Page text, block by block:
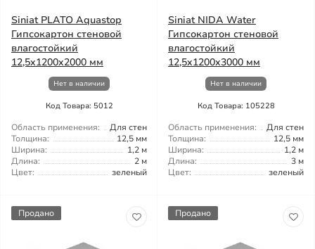
Siniat PLATO Aquastop
Гипсокартон стеновой
влагостойкий
12,5x1200x2000 мм
Нет в наличии
Код Товара: 5012
Область применения:
Для стен
Толщина:
12,5 мм
Ширина:
1,2 м
Длина:
2 м
Цвет:
зеленый
Siniat NIDA Water
Гипсокартон стеновой
влагостойкий
12,5x1200x3000 мм
Нет в наличии
Код Товара: 105228
Область применения:
Для стен
Толщина:
12,5 мм
Ширина:
1,2 м
Длина:
3 м
Цвет:
зеленый
Продано Продано